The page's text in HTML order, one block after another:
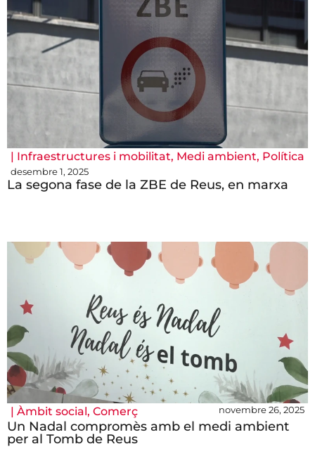
| Infraestructures i mobilitat, Medi ambient, Política
desembre 1, 2025
La segona fase de la ZBE de Reus, en marxa
| Àmbit social, Comerç novembre 26, 2025
Un Nadal compromès amb el medi ambient
per al Tomb de Reus